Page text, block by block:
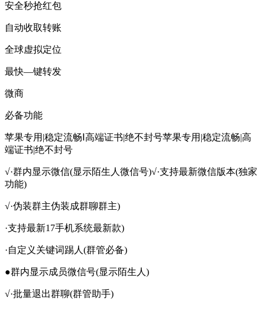
安全秒抢红包
自动收取转账
全球虚拟定位
最快―键转发
微商
必备功能
苹果专用|稳定流畅Ⅰ高端证书|绝不封号苹果专用|稳定流畅|高
端证书|绝不封号
√·群内显示微信(显示陌生人微信号)√·支持最新微信版本(独家
功能)
√·伪装群主伪装成群聊群主)
·支持最新17手机系统最新款)
·自定义关键词踢人(群管必备)
●群内显示成员微信号(显示陌生人)
√·批量退出群聊(群管助手)